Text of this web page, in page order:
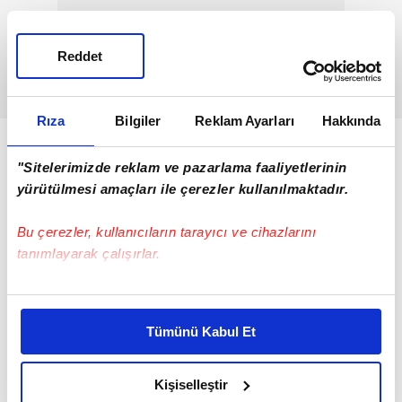
Rıza Bilgiler Reklam Ayarları Hakkında
"Sitelerimizde reklam ve pazarlama faaliyetlerinin
yürütülmesi amaçları ile çerezler kullanılmaktadır.
Bu çerezler, kullanıcıların tarayıcı ve cihazlarını
tanımlayarak çalışırlar.
Bu çerezlere izin vermeniz halinde sizlere özel
daha iyi reklam deneyimi yaşatabiliriz. Bunu yaparken
amacımızın size daha iyi bir reklam deneyimi sunmak
olduğunu ve sizlere en iyi içerikleri sunabilmek adına
Tümünü Kabul Et
Kişiselleştir
Reddet